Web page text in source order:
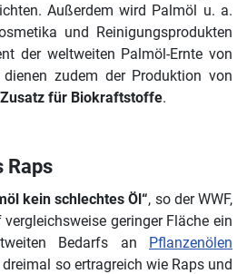
Außerdem wird Palmöl u. a.
und Reinigungsprodukten
der weltweiten Palmöl-Ernte von
zudem der Produktion von
für Biokraftstoffe.
Raps
kein schlechtes Öl“, so der WWF,
geringer Fläche ein
Bedarfs an Pflanzenölen
so ertragreich wie Raps und